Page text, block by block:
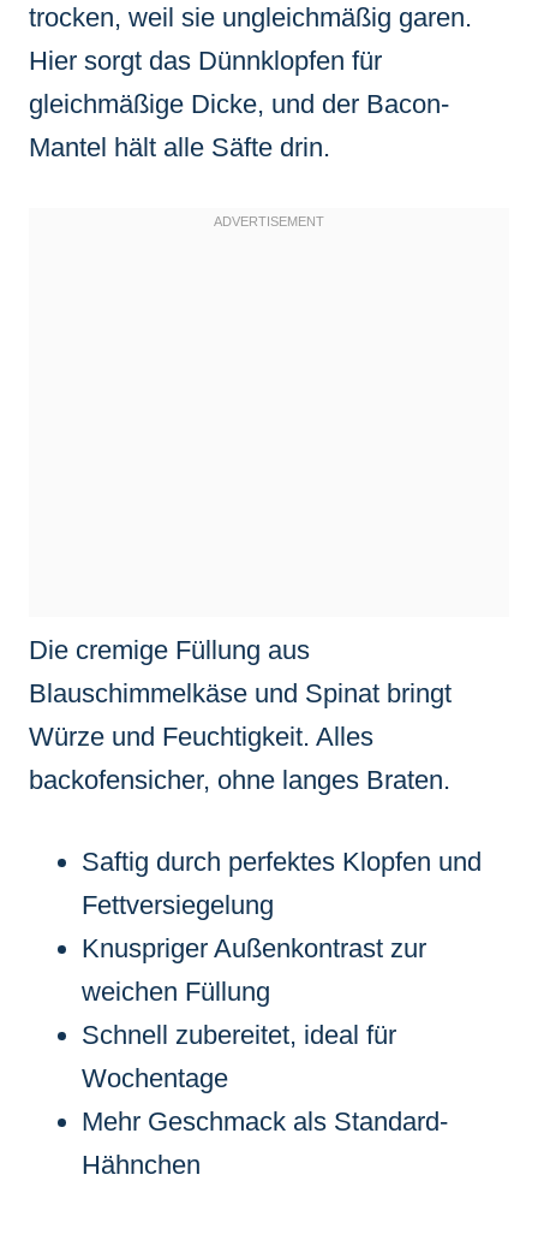
trocken, weil sie ungleichmäßig garen.
Hier sorgt das Dünnklopfen für
gleichmäßige Dicke, und der Bacon-
Mantel hält alle Säfte drin.
Die cremige Füllung aus
Blauschimmelkäse und Spinat bringt
Würze und Feuchtigkeit. Alles
backofensicher, ohne langes Braten.
Saftig durch perfektes Klopfen und
Fettversiegelung
Knuspriger Außenkontrast zur
weichen Füllung
Schnell zubereitet, ideal für
Wochentage
Mehr Geschmack als Standard-
Hähnchen